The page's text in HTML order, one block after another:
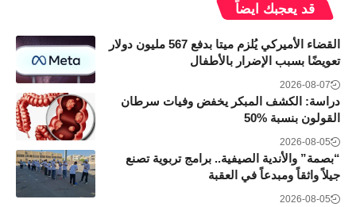
قد يعجبك ايضاً
القضاء الأميركي يُلزم ميتا بدفع 567 مليون دولار
تعويضًا بسبب الإضرار بالأطفال
2026-08-07
دراسة: الكشف المبكر يخفض وفيات سرطان
القولون بنسبة 50‎%‎
2026-08-05
“بصمة” والأندية الصيفية.. برامج تربوية تصنع
جيلاً واثقاً ومبدعاً في العقبة
2026-08-05